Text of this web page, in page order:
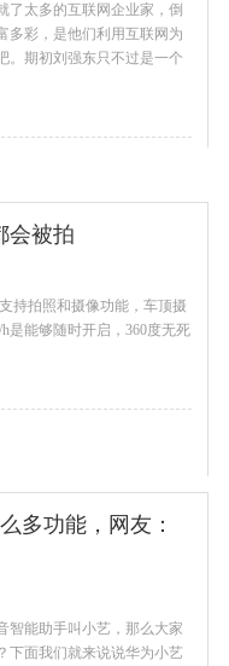
了太多的互联网企业家，倒
多彩，是他们利用互联网为
。期初刘强东只不过是一个
会被拍
持拍照和摄像功能，车顶摄
是能够随时开启，360度无死
多功能，网友：
智能助手叫小艺，那么大家
下面我们就来说说华为小艺